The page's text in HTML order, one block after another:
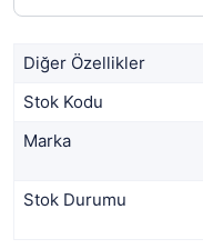
Diğer Özellikler
Stok Kodu
Marka
Stok Durumu